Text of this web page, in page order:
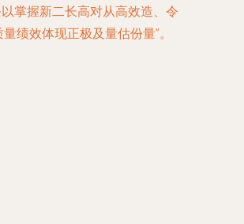
掌握新二长高对从高效造、令
绩效体现正极及量估份量”。